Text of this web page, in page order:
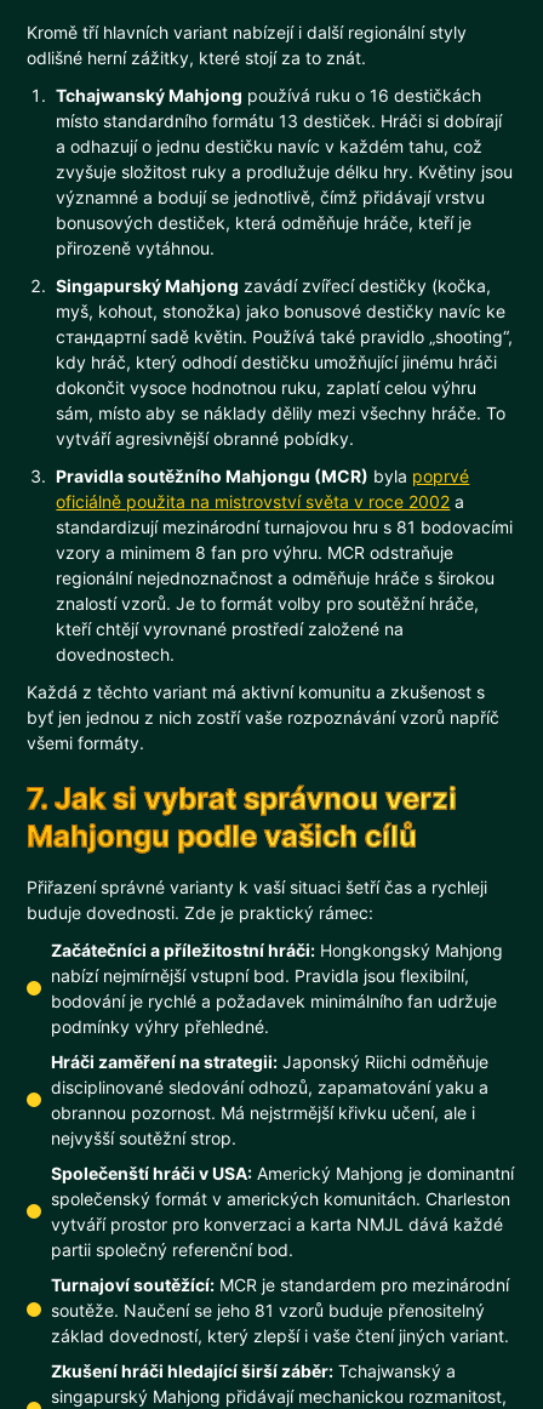
Kromě tří hlavních variant nabízejí i další regionální styly
odlišné herní zážitky, které stojí za to znát.
Tchajwanský Mahjong používá ruku o 16 destičkách
místo standardního formátu 13 destiček. Hráči si dobírají
a odhazují o jednu destičku navíc v každém tahu, což
zvyšuje složitost ruky a prodlužuje délku hry. Květiny jsou
významné a bodují se jednotlivě, čímž přidávají vrstvu
bonusových destiček, která odměňuje hráče, kteří je
přirozeně vytáhnou.
Singapurský Mahjong zavádí zvířecí destičky (kočka,
myš, kohout, stonožka) jako bonusové destičky navíc ke
стандартní sadě květin. Používá také pravidlo „shooting“,
kdy hráč, který odhodí destičku umožňující jinému hráči
dokončit vysoce hodnotnou ruku, zaplatí celou výhru
sám, místo aby se náklady dělily mezi všechny hráče. To
vytváří agresivnější obranné pobídky.
Pravidla soutěžního Mahjongu (MCR) byla poprvé
oficiálně použita na mistrovství světa v roce 2002 a
standardizují mezinárodní turnajovou hru s 81 bodovacími
vzory a minimem 8 fan pro výhru. MCR odstraňuje
regionální nejednoznačnost a odměňuje hráče s širokou
znalostí vzorů. Je to formát volby pro soutěžní hráče,
kteří chtějí vyrovnané prostředí založené na
dovednostech.
Každá z těchto variant má aktivní komunitu a zkušenost s
byť jen jednou z nich zostří vaše rozpoznávání vzorů napříč
všemi formáty.
7. Jak si vybrat správnou verzi
Mahjongu podle vašich cílů
Přiřazení správné varianty k vaší situaci šetří čas a rychleji
buduje dovednosti. Zde je praktický rámec:
Začátečníci a příležitostní hráči: Hongkongský Mahjong
nabízí nejmírnější vstupní bod. Pravidla jsou flexibilní,
bodování je rychlé a požadavek minimálního fan udržuje
podmínky výhry přehledné.
Hráči zaměření na strategii: Japonský Riichi odměňuje
disciplinované sledování odhozů, zapamatování yaku a
obrannou pozornost. Má nejstrmější křivku učení, ale i
nejvyšší soutěžní strop.
Společenští hráči v USA: Americký Mahjong je dominantní
společenský formát v amerických komunitách. Charleston
vytváří prostor pro konverzaci a karta NMJL dává každé
partii společný referenční bod.
Turnajoví soutěžící: MCR je standardem pro mezinárodní
soutěže. Naučení se jeho 81 vzorů buduje přenositelný
základ dovedností, který zlepší i vaše čtení jiných variant.
Zkušení hráči hledající širší záběr: Tchajwanský a
singapurský Mahjong přidávají mechanickou rozmanitost,